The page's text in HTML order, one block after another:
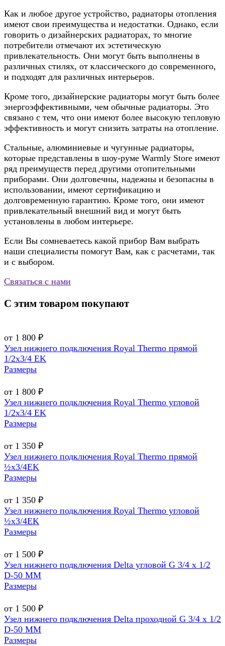
Как и любое другое устройство, радиаторы отопления
имеют свои преимущества и недостатки. Однако, если
говорить о дизайнерских радиаторах, то многие
потребители отмечают их эстетическую
привлекательность. Они могут быть выполнены в
различных стилях, от классического до современного,
и подходят для различных интерьеров.
Кроме того, дизайнерские радиаторы могут быть более
энергоэффективными, чем обычные радиаторы. Это
связано с тем, что они имеют более высокую тепловую
эффективность и могут снизить затраты на отопление.
Стальные, алюминиевые и чугунные радиаторы,
которые представлены в шоу-руме Warmly Store имеют
ряд преимуществ перед другими отопительными
приборами. Они долговечны, надежны и безопасны в
использовании, имеют сертификацию и
долговременную гарантию. Кроме того, они имеют
привлекательный внешний вид и могут быть
установлены в любом интерьере.
Если Вы сомневаетесь какой прибор Вам выбрать
наши специалисты помогут Вам, как с расчетами, так
и с выбором.
Связаться с нами
С этим товаром покупают
от 1 800 ₽
Узел нижнего подключения Royal Thermo прямой
1/2х3/4 EK
Размеры
от 1 800 ₽
Узел нижнего подключения Royal Thermo угловой
1/2х3/4 EK
Размеры
от 1 350 ₽
Узел нижнего подключения Royal Thermo прямой
½х3/4EK
Размеры
от 1 350 ₽
Узел нижнего подключения Royal Thermo угловой
½х3/4EK
Размеры
от 1 500 ₽
Узел нижнего подключения Delta угловой G 3/4 х 1/2
D-50 MM
Размеры
от 1 500 ₽
Узел нижнего подключения Delta проходной G 3/4 х 1/2
D-50 MM
Размеры